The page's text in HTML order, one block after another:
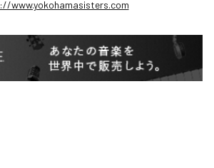
www.yokohamasisters.com